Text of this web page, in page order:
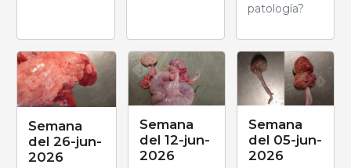
patología?
Semana
del 26-jun-
2026
Semana
del 12-jun-
2026
Semana
del 05-jun-
2026